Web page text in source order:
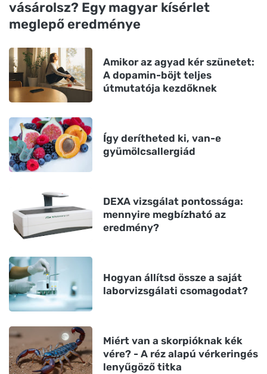
vásárolsz? Egy magyar kísérlet
meglepő eredménye
Amikor az agyad kér szünetet:
A dopamin-böjt teljes
útmutatója kezdőknek
Így derítheted ki, van-e
gyümölcsallergiád
DEXA vizsgálat pontossága:
mennyire megbízható az
eredmény?
Hogyan állítsd össze a saját
laborvizsgálati csomagodat?
Miért van a skorpióknak kék
vére? - A réz alapú vérkeringés
lenyűgöző titka